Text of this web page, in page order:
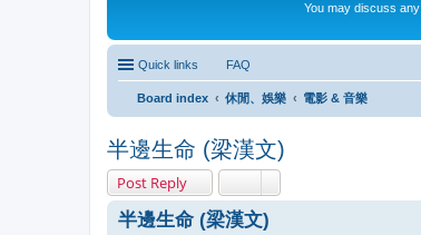
You may discuss
Quick links FAQ
Board index 休閒、娛樂 電影 & 音樂
半邊生命 (梁漢文)
Post Reply
半邊生命 (梁漢文)